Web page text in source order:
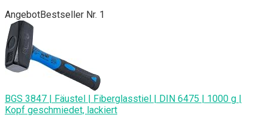
AngebotBestseller Nr. 1
BGS 3847 | Fäustel | Fiberglasstiel | DIN 6475 | 1000 g |
Kopf geschmiedet, lackiert